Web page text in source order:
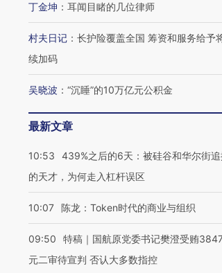
丁金坤 ： 耳闻目睹的几位律师
村夫日记 ： 长护险覆盖全国 筹资和服务给予
续加码
吴晓波 ： “沉睡”的10万亿元公积金
最新文章
10:53
439%之后的6天：被硅谷和华尔街追
的天才，为何走入杠杆误区
10:07 陈龙：Token时代的商业与组织
09:50
特稿｜国航原党委书记樊澄受贿
元二审待宣判 否认大多数指控